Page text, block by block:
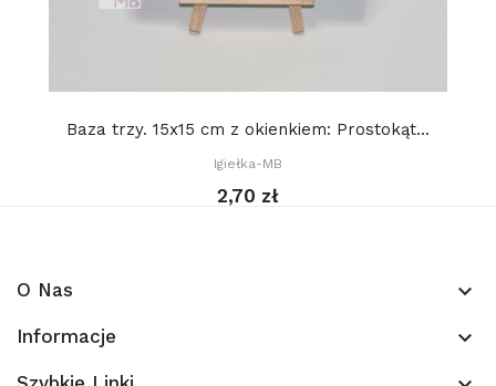
Baza trzy. 15x15 cm z okienkiem: Prostokąt...
Igiełka-MB
2,70 zł
O Nas keyboard_arrow_down
Informacje keyboard_arrow_down